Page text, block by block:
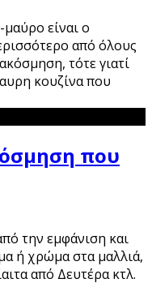
είναι ο
από όλους
τότε γιατί
κουζίνα που
που
την εμφάνιση και
ή χρώμα στα μαλλιά,
από Δευτέρα κτλ.